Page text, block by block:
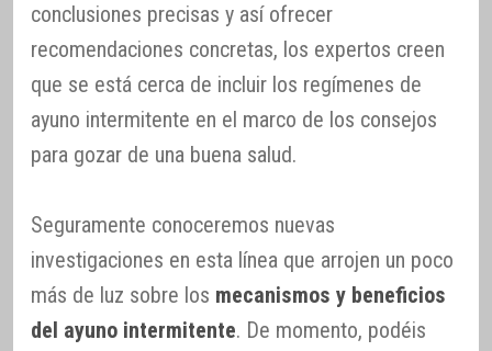
conclusiones precisas y así ofrecer
recomendaciones concretas, los expertos creen
que se está cerca de incluir los regímenes de
ayuno intermitente en el marco de los consejos
para gozar de una buena salud.
Seguramente conoceremos nuevas
investigaciones en esta línea que arrojen un poco
más de luz sobre los mecanismos y beneficios
del ayuno intermitente. De momento, podéis